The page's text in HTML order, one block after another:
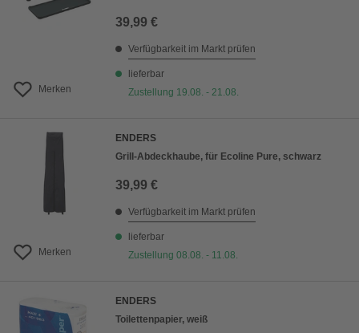
Merken
39,99 €
Verfügbarkeit im Markt prüfen
lieferbar
Zustellung 19.08. - 21.08.
Merken
ENDERS
Grill-Abdeckhaube, für Ecoline Pure, schwarz
39,99 €
Verfügbarkeit im Markt prüfen
lieferbar
Zustellung 08.08. - 11.08.
ENDERS
Toilettenpapier, weiß